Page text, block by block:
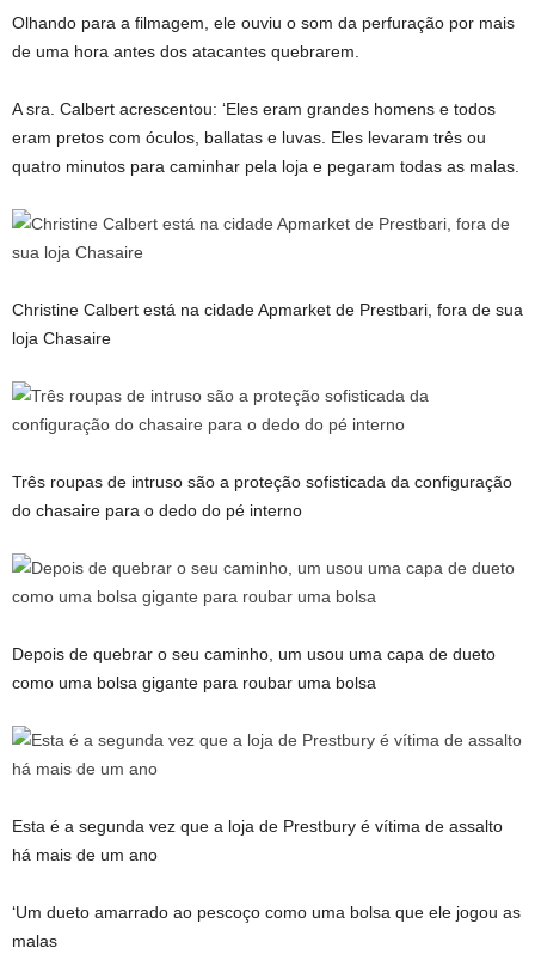
Olhando para a filmagem, ele ouviu o som da perfuração por mais
de uma hora antes dos atacantes quebrarem.
A sra. Calbert acrescentou: ‘Eles eram grandes homens e todos
eram pretos com óculos, ballatas e luvas. Eles levaram três ou
quatro minutos para caminhar pela loja e pegaram todas as malas.
Christine Calbert está na cidade Apmarket de Prestbari, fora de sua
loja Chasaire
Três roupas de intruso são a proteção sofisticada da configuração
do chasaire para o dedo do pé interno
Depois de quebrar o seu caminho, um usou uma capa de dueto
como uma bolsa gigante para roubar uma bolsa
Esta é a segunda vez que a loja de Prestbury é vítima de assalto
há mais de um ano
‘Um dueto amarrado ao pescoço como uma bolsa que ele jogou as
malas